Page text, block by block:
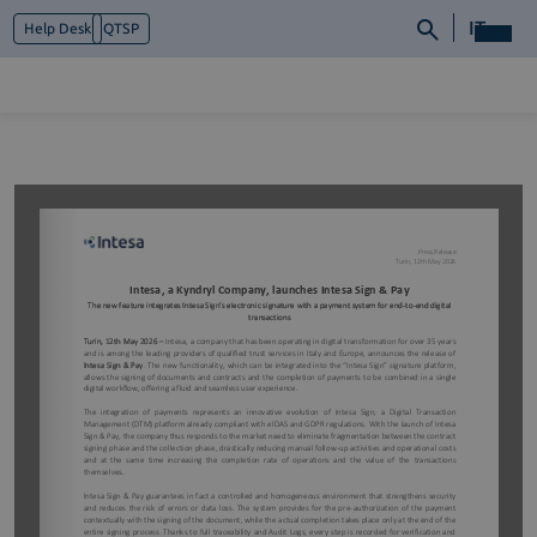
Help Desk QTSP IT
Cosa facciamo
Piattaforme
News e Media
Contattaci